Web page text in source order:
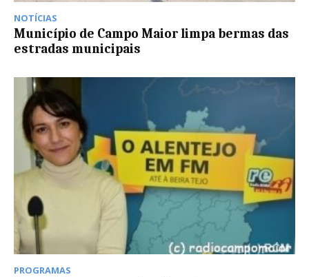
NOTÍCIAS
Município de Campo Maior limpa bermas das
estradas municipais
PROGRAMAS